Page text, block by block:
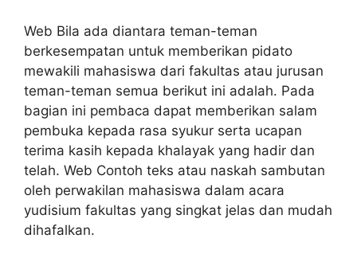
Web Bila ada diantara teman-teman
berkesempatan untuk memberikan pidato
mewakili mahasiswa dari fakultas atau jurusan
teman-teman semua berikut ini adalah. Pada
bagian ini pembaca dapat memberikan salam
pembuka kepada rasa syukur serta ucapan
terima kasih kepada khalayak yang hadir dan
telah. Web Contoh teks atau naskah sambutan
oleh perwakilan mahasiswa dalam acara
yudisium fakultas yang singkat jelas dan mudah
dihafalkan.